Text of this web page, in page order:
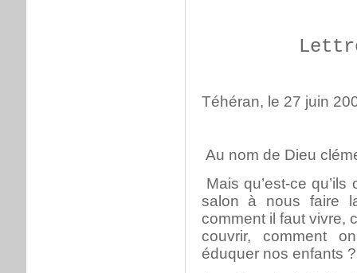
Téhéran, le 27 juin
Au nom de Dieu
Mais qu’est-ce
salon à nous faire
comment il faut vivre,
couvrir, comment
éduquer nos enfants ?